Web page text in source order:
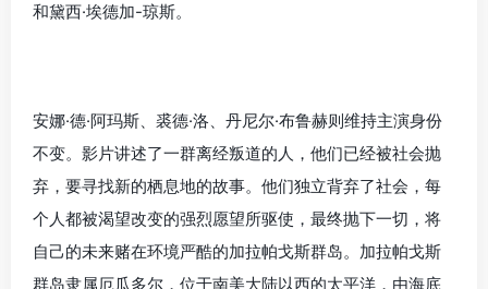
和黛西·埃德加-琼斯。
安娜·德·阿玛斯、裘德·洛、丹尼尔·布鲁赫则维持主演身份
不变。影片讲述了一群离经叛道的人，他们已经被社会抛
弃，要寻找新的栖息地的故事。他们独立背弃了社会，每
个人都被渴望改变的强烈愿望所驱使，最终抛下一切，将
自己的未来赌在环境严酷的加拉帕戈斯群岛。加拉帕戈斯
群岛隶属厄瓜多尔，位于南美大陆以西的太平洋，由海底